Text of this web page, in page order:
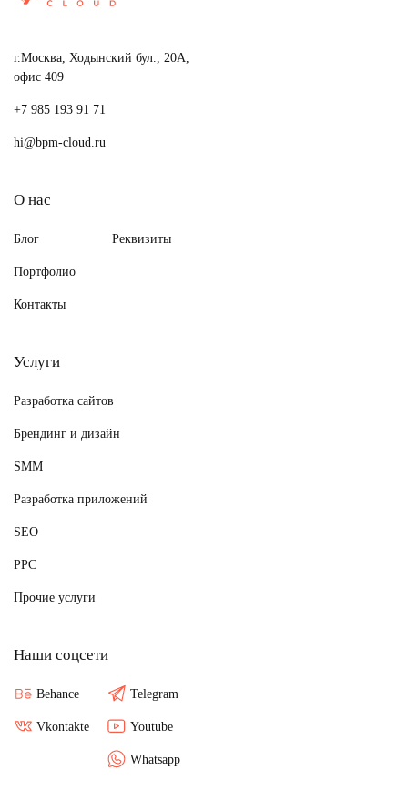
г.Москва, Ходынский бул., 20А,
офис 409
+7 985 193 91 71
hi@bpm-cloud.ru
Наши соцсети
Behance
Vkontakte
Telegram
Youtube
Whatsapp
О нас
Блог
Портфолио
Контакты
Реквизиты
Услуги
Разработка сайтов
Брендинг и дизайн
SMM
Разработка приложений
SEO
PPC
Прочие услуги